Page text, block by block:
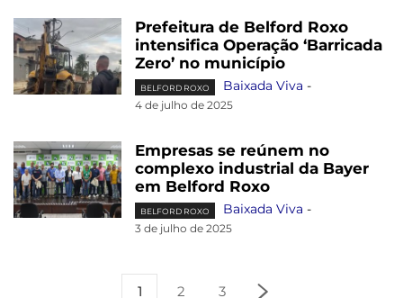
Prefeitura de Belford Roxo
intensifica Operação ‘Barricada
Zero’ no município
BELFORD ROXO Baixada Viva -
4 de julho de 2025
Empresas se reúnem no
complexo industrial da Bayer
em Belford Roxo
BELFORD ROXO Baixada Viva -
3 de julho de 2025
1 2 3